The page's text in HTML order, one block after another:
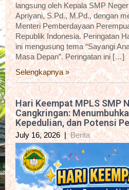
langsung oleh Kepala SMP
Apriyani, S.Pd., M.Pd., dengan
Menteri Pemberdayaan
Republik Indonesia. Peringatan
ini mengusung tema “Sayangi
Masa Depan”. Peringatan ini […]
Selengkapnya »
Hari Keempat MPLS SMP
Cangkringan:
Kepedulian, dan Potensi
July 16, 2026 |Berita